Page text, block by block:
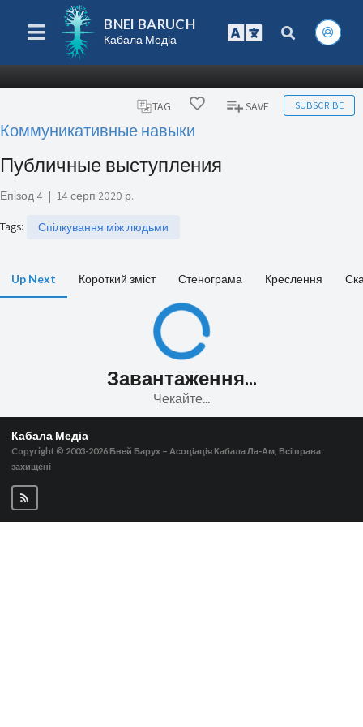
BNEI BARUCH
Кабала Медіа
TAG SAVE SUBSCRIBE
Коммуникативные навыки
Публичные выступления
Епізод 4 | 14 серп 2020 р.
Tags: Спілкування між людьми
Up Next Короткий зміст Стенограма Креслення
Завантаження...
Чекайте...
Кабала Медіа
Copyright © 2003-2026 Бней Барух – Асоціація Кабала Ла-Ам, Всі права
захищені